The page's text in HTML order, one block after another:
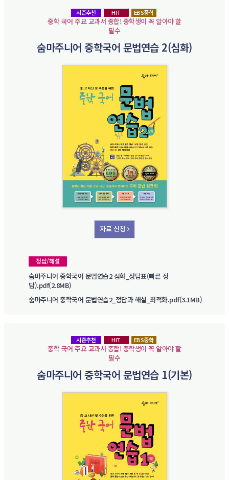
시즌추천 HIT EBS중학
중학 국어 주요 교과서 종합! 중학생이 꼭 알아야 할
필수
숨마주니어 중학국어 문법연습 2(심화)
자료 신청
정답/해설
숨마주니어 중학국어 문법연습2 심화_정답표(빠른 정
답).pdf(2.8MB)
숨마주니어 중학국어 문법연습2_정답과 해설_최적화.pdf(3.1MB)
시즌추천 HIT EBS중학
중학 국어 주요 교과서 종합! 중학생이 꼭 알아야 할
필수
숨마주니어 중학국어 문법연습 1(기본)